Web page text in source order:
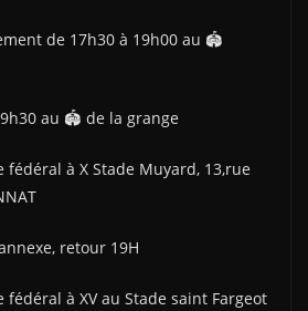
de 17h30 à 19h00 au 🏟
au 🏟 de la grange
fédéral à X Stade Muyard, 13,rue
retour 19H
fédéral à XV au Stade saint Fargeot